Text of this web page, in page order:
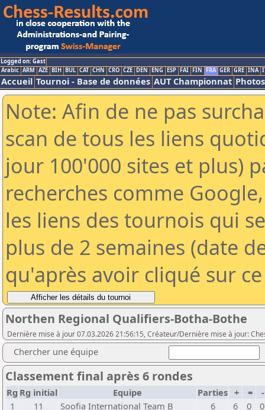
Logged on: Gast
Arabic ARM AZE BIH BUL CAT CHN CRO CZE DEN ENG ESP FAI FIN FRA GER GRE INA
Accueil Tournoi - Base de données AUT Championnat Photos
Note: Afin de ne pas
scan de tous les liens
jour 100'000 sites et plus)
recherches comme
les liens des tournois qui
plus de 2 semaines (date
qu'après avoir cliqué sur
Northen Regional Qualifiers-Botha-Bothe
Dernière mise à jour 07.03.2026 21:56:15, Créateur/Dernière mise à jour:
Chercher une équipe
Classement final après 6 rondes
Rg Rg initial Equipe Parties + =
1
11 Soofia International Team B 6 6 0
0